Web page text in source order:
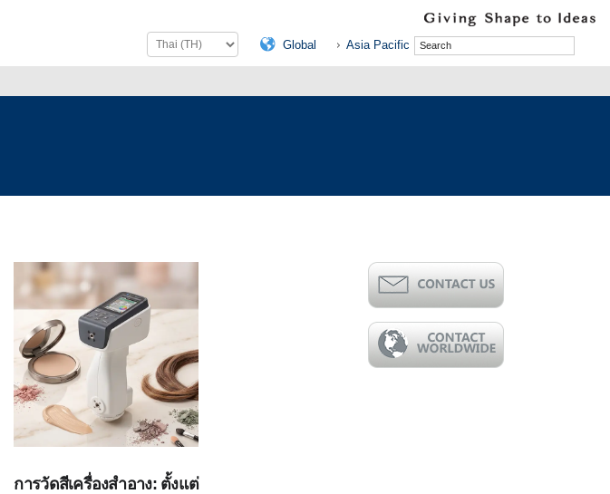
Global Asia Pacific
การวัดสีเครื่องสำอาง: ตั้งแต่